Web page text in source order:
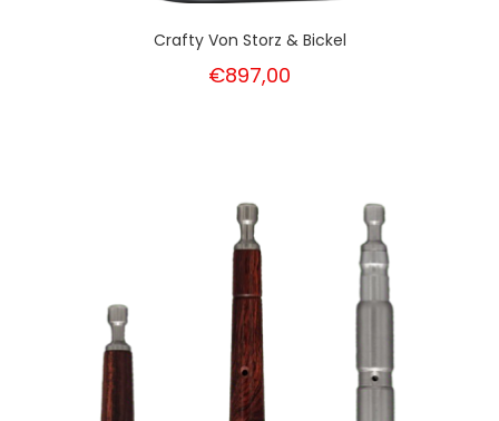
Crafty Von Storz & Bickel
€897,00